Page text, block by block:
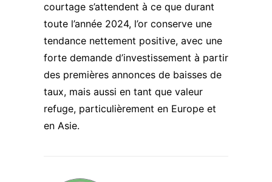
courtage s’attendent à ce que durant
toute l’année 2024, l’or conserve une
tendance nettement positive, avec une
forte demande d’investissement à partir
des premières annonces de baisses de
taux, mais aussi en tant que valeur
refuge, particulièrement en Europe et
en Asie.